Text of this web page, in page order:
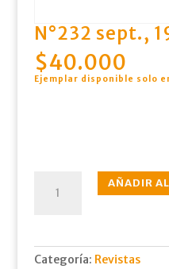
N°232 sept.,
$40.000
Ejemplar disponible solo
sept.,
AÑADIR
Categoría: Revistas